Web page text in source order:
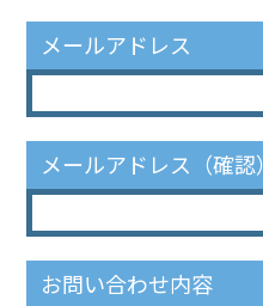
メールアドレス
メールアドレス（確認）
お問い合わせ内容